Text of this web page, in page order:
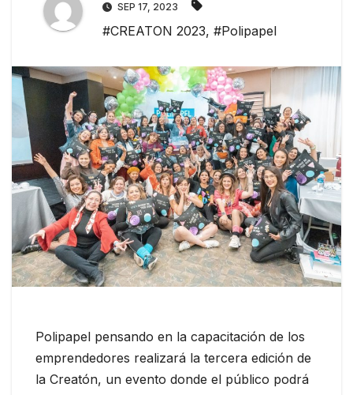
SEP 17, 2023
#CREATON 2023, #Polipapel
Polipapel pensando en la capacitación de los
emprendedores realizará la tercera edición de
la Creatón, un evento donde el público podrá